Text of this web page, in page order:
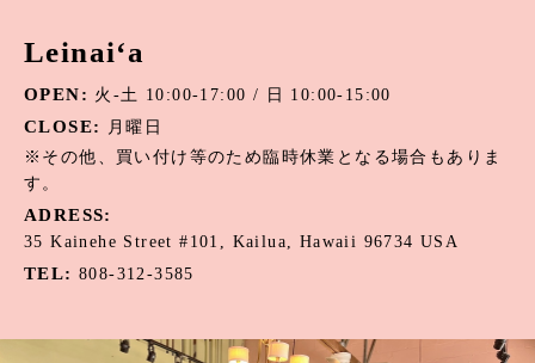
アマゾナイト
アメジスト
オニキス
オパール
Leinai‘a
OPEN: 火-土 10:00-17:00 / 日 10:00-15:00
CLOSE:
月曜日
※その他、買い付け等のため臨時休業となる場合もありま
す。
ADRESS:
35 Kainehe Street #101, Kailua, Hawaii 96734 USA
TEL: 808-312-3585